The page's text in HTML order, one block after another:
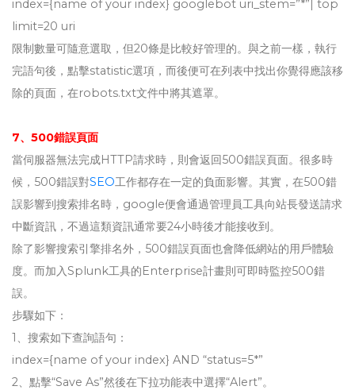
index={name of your index} googlebot uri_stem=”*”| top
limit=20 uri
限制數量可隨意選取，但20條是比較好管理的。與之前一樣，執行
完語句後，點擊statistic選項，而後便可在列表中找出你覺得應該移
除的頁面，在robots.txt文件中將其遮罩。
7、500錯誤頁面
當伺服器無法完成HTTP請求時，則會返回500錯誤頁面。很多時
候，500錯誤對SEO工作都存在一定的負面影響。其實，在500錯
誤影響到搜索排名時，google便會通過管理員工具向站長發送請求
中斷資訊，不過這類資訊通常要24小時後才能接收到。
除了影響搜索引擎排名外，500錯誤頁面也會降低網站的用戶體驗
度。而加入Splunk工具的Enterprise計畫則可即時監控500錯
誤。
步驟如下：
1、搜索如下查詢語句：
index={name of your index} AND “status=5*”
2、點擊“Save As”然後在下拉功能表中選擇“Alert”。